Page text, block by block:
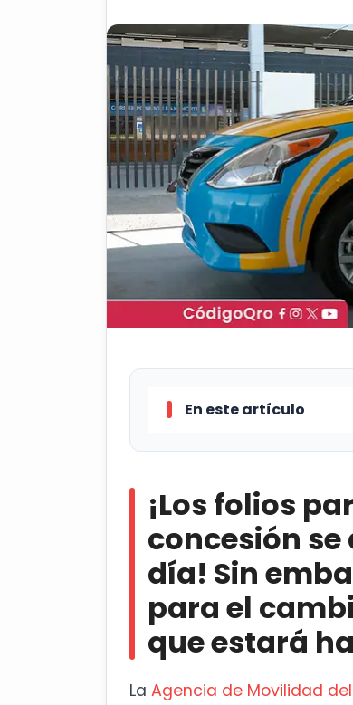
En este artículo
que estará hasta el
Sofocan incendio a la
¡Los folios
concesión se
día! Sin
para el
que estará
La Agencia de Movilidad